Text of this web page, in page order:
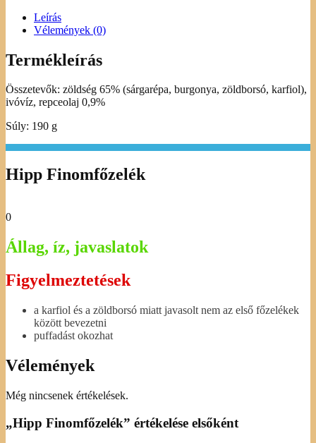
Leírás
Vélemények (0)
Termékleírás
Összetevők: zöldség 65% (sárgarépa, burgonya, zöldborsó, karfiol),
ivóvíz, repceolaj 0,9%
Súly: 190 g
Hipp Finomfőzelék
0
Állag, íz, javaslatok
Figyelmeztetések
a karfiol és a zöldborsó miatt javasolt nem az első főzelékek
között bevezetni
puffadást okozhat
Vélemények
Még nincsenek értékelések.
„Hipp Finomfőzelék” értékelése elsőként